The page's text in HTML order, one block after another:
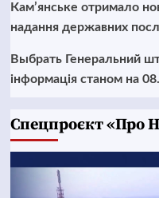
Кам’янське отримало
надання державних
Выбрать Генеральний
інформація станом на
Cпецпроєкт «Про